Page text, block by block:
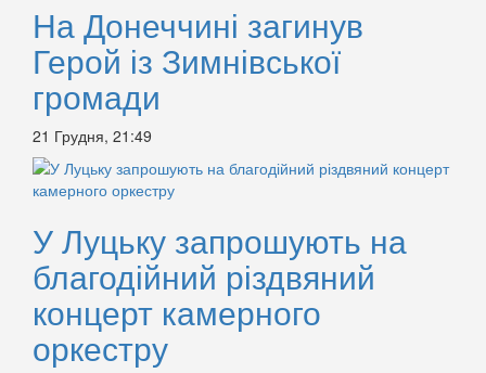
На Донеччині загинув
Герой із Зимнівської
громади
21 Грудня, 21:49
У Луцьку запрошують на
благодійний різдвяний
концерт камерного
оркестру